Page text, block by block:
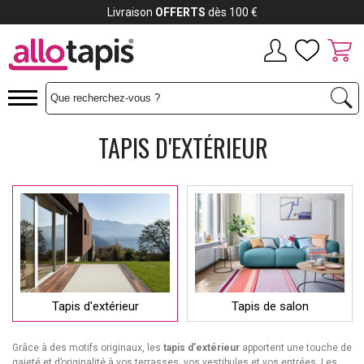
TAPIS D'EXTÉRIEUR
Tapis d'extérieur Tapis de salon
Grâce à des motifs originaux, les tapis d'extérieur apportent une touche de
Payez jusqu'à12x